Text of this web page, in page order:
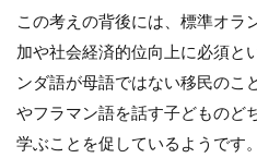
この考えの背後には、標準オラ
加や社会経済的位向上に必須と
ンダ語が母語ではない移民のこ
やフラマン語を話す子どものど
学ぶことを促しているようです。